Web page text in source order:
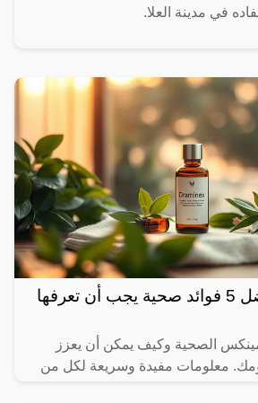
في مدينة العلا.
درامينكس: أفضل 5 فوائد صحية يجب أن تعرفها
الصحية وكيف يمكن أن يعزز
معلومات مفيدة وسريعة لكل من